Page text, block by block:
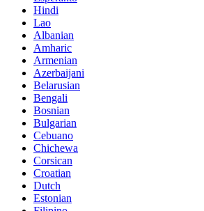
Hindi
Lao
Albanian
Amharic
Armenian
Azerbaijani
Belarusian
Bengali
Bosnian
Bulgarian
Cebuano
Chichewa
Corsican
Croatian
Dutch
Estonian